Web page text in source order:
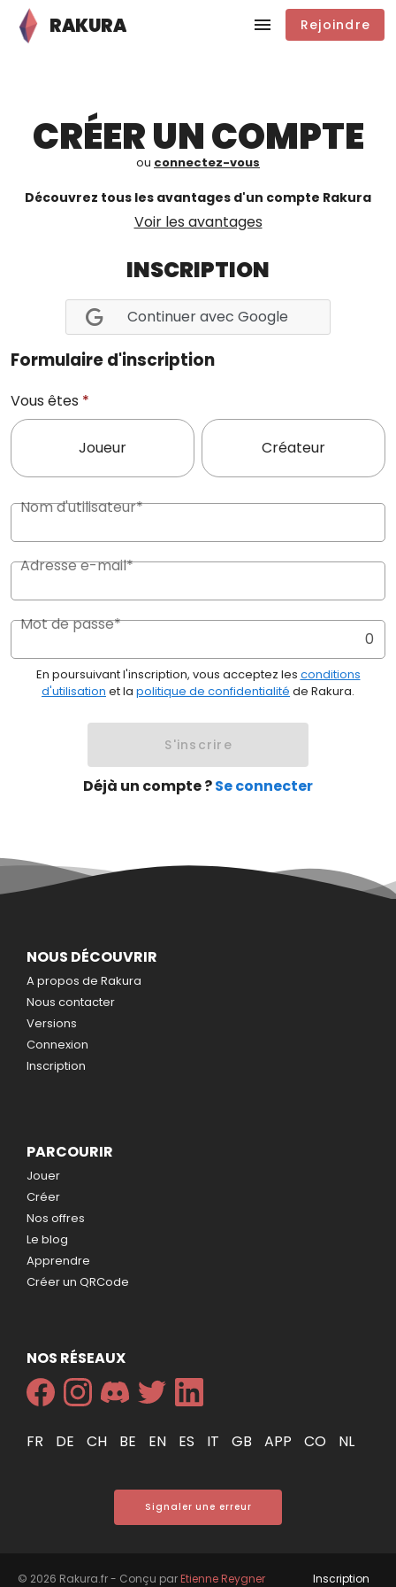
RAKURA Rejoindre
CRÉER UN COMPTE
ou connectez-vous
Découvrez tous les avantages d'un compte Rakura
Voir les avantages
INSCRIPTION
Continuer avec Google
Formulaire d'inscription
Vous êtes *
Joueur Créateur
Nom d'utilisateur*
Adresse e-mail*
Mot de passe*
0
En poursuivant l'inscription, vous acceptez les conditions
d'utilisation et la politique de confidentialité de Rakura.
S'inscrire
Déjà un compte ?Se connecter
NOUS DÉCOUVRIR
A propos de Rakura
Nous contacter
Versions
Connexion
Inscription
PARCOURIR
Jouer
Créer
Nos offres
Le blog
Apprendre
Créer un QRCode
NOS RÉSEAUX
FR DE CH BE EN ES IT GB APP CO NL
Signaler une erreur
© 2026 Rakura.fr - Conçu parEtienne Reygner Inscription